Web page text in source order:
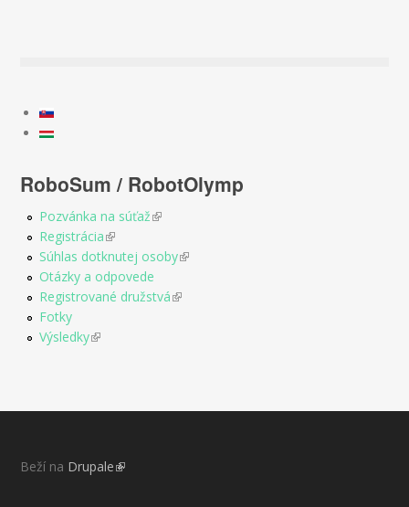
RoboSum / RobotOlymp
Pozvánka na súťaž(link is external)
Registrácia(link is external)
Súhlas dotknutej osoby(link is external)
Otázky a odpovede
Registrované družstvá(link is external)
Fotky
Výsledky(link is external)
Beží na Drupale(link is external)